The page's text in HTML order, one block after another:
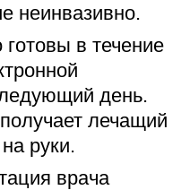
неинвазивно.
в течение
день.
лечащий
руки.
врача